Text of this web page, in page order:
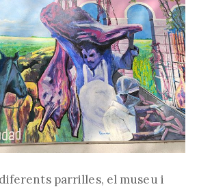
diferents parrilles, el museu i